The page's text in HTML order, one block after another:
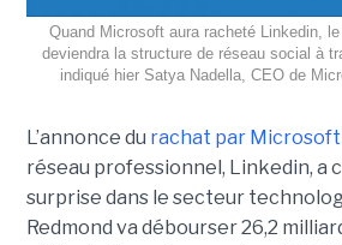
Quand Microsoft aura racheté Linkedin,
deviendra la structure de réseau social à
indiqué hier Satya Nadella, CEO de
L’annonce du rachat par Microsoft
réseau professionnel, Linkedin, a
surprise dans le secteur
Redmond va débourser 26,2